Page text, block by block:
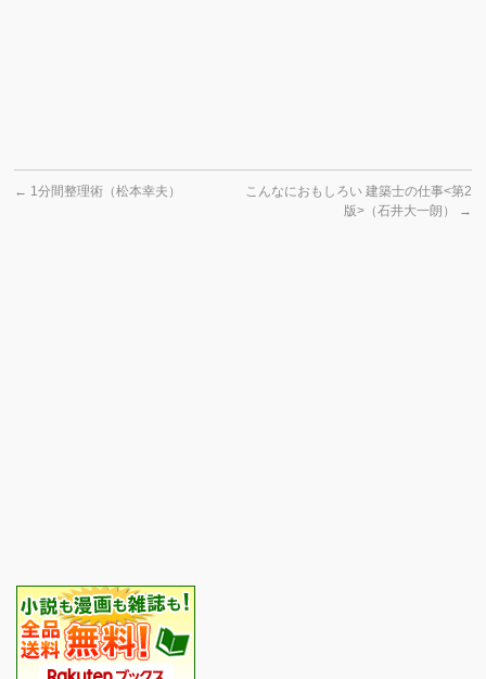
← 1分間整理術（松本幸夫）
こんなにおもしろい 建築士の仕事<第2
版>（石井大一朗）
→